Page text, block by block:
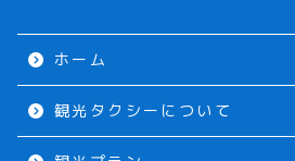
ホーム
観光タクシーについて